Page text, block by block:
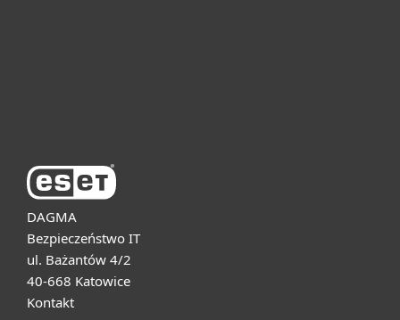
DAGMA
Bezpieczeństwo IT
ul. Bażantów 4/2
40-668 Katowice
Kontakt